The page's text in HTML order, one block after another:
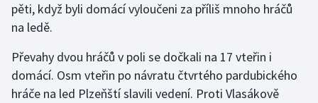
Gymnastika
Házená
Jezdectví
pěti, když byli domácí vyloučeni za příliš mnoho hráčů
na ledě.
Převahy dvou hráčů v poli se dočkali na 17 vteřin i
domácí. Osm vteřin po návratu čtvrtého pardubického
hráče na led Plzeňští slavili vedení. Proti Vlasákově